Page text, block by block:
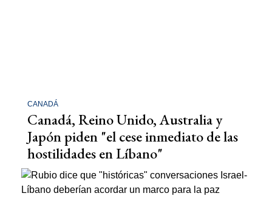
CANADÁ
Canadá, Reino Unido, Australia y
Japón piden "el cese inmediato de las
hostilidades en Líbano"